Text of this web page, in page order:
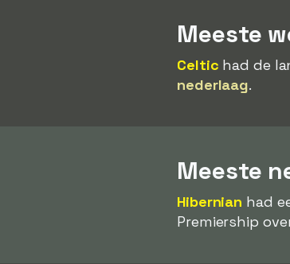
Meeste
Celtic had de
nederlaag.
Meeste
Hibernian had
Premiership